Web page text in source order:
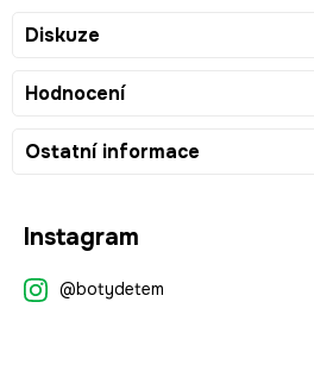
Diskuze
Hodnocení
Ostatní informace
Instagram
@botydetem